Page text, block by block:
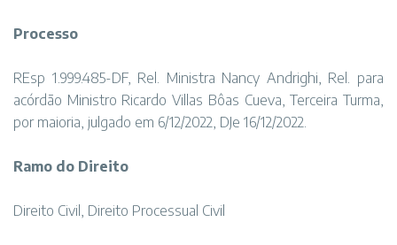
Processo
REsp 1.999.485-DF, Rel. Ministra Nancy Andrighi, Rel. para
acórdão Ministro Ricardo Villas Bôas Cueva, Terceira Turma,
por maioria, julgado em 6/12/2022, DJe 16/12/2022.
Ramo do Direito
Direito Civil, Direito Processual Civil